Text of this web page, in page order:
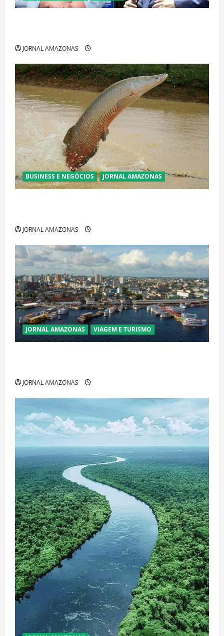
JORNAL AMAZONAS
BUSINESS E NEGÓCIOS JORNAL AMAZONAS
JORNAL AMAZONAS
JORNAL AMAZONAS VIAGEM E TURISMO
JORNAL AMAZONAS